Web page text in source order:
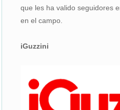
que les ha valido seguidores
en el campo.
iGuzzini